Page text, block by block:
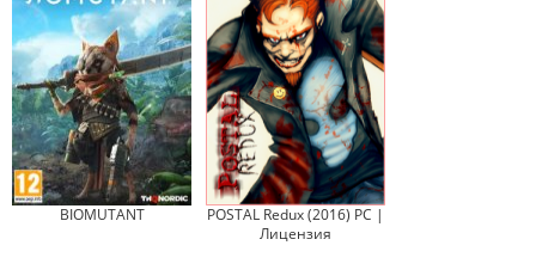
BIOMUTANT
POSTAL Redux (2016) PC |
Лицензия